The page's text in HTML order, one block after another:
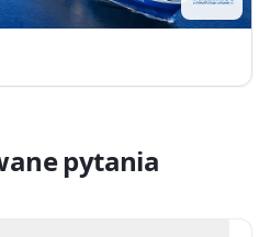
pytania